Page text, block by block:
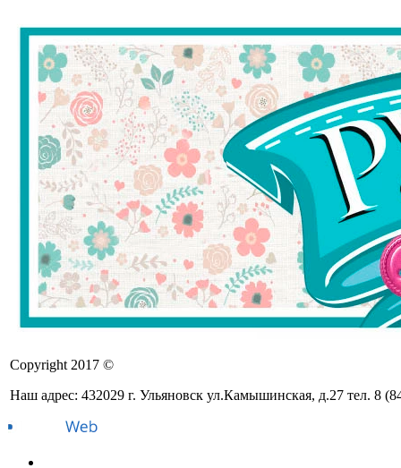
Copyright 2017 ©
Наш адрес: 432029 г. Ульяновск ул.Камышинская, д.27 тел. 8